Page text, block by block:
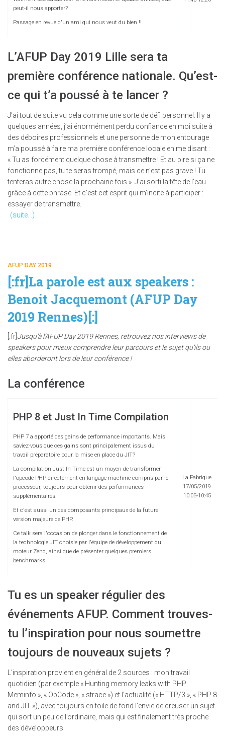
peut-il nous apporter?
Passage en revue d'un ami qui nous veut du bien !!
L’AFUP Day 2019 Lille sera ta
première conférence nationale. Qu’est-
ce qui t’a poussé à te lancer ?
J’ai tout de suite vu cela comme une sorte de défi personnel. Il y a
quelques années, j’ai énormément perdu confiance en moi suite à
des déboires professionnels et une personne de mon entourage
m’a poussé à faire ma première conférence locale en me disant :
« Tu as forcément quelque chose à transmettre ! Et au pire si ça ne
fonctionne pas, tu te seras trompé, mais ce n’est pas grave ! Tu
tenteras autre chose la prochaine fois ». J’ai sorti la tête de l’eau
grâce à cette phrase. Et c’est cet esprit qui m’incite à participer :
essayer de transmettre.
(suite…)
AFUP DAY 2019
[:fr]La parole est aux speakers :
Benoit Jacquemont (AFUP Day
2019 Rennes)[:]
[:fr] Jusqu’à l’AFUP Day 2019 Rennes, retrouvez nos interviews de
speakers pour mieux comprendre leur parcours et le sujet qu’ils ou
elles aborderont lors de leur conférence !
La conférence
PHP 8 et Just In Time Compilation
PHP 7 a apporté des gains de performance importants. Mais
saviez-vous que ces gains sont principalement issus du
travail préparatoire pour la mise en place du JIT?
La compilation Just In Time est un moyen de transformer
l'opcode PHP directement en langage machine compris par le
processeur, toujours pour obtenir des performances
supplémentaires.
Et c'est aussi un des composants principaux de la future
version majeure de PHP.
Ce talk sera l'occasion de plonger dans le fonctionnement de
la technologie JIT choisie par l'équipe de développement du
moteur Zend, ainsi que de présenter quelques premiers
benchmarks.
La Fabrique
17/05/2019
10:05-10:45
Tu es un speaker régulier des
événements AFUP. Comment trouves-
tu l’inspiration pour nous soumettre
toujours de nouveaux sujets ?
L’inspiration provient en général de 2 sources : mon travail
quotidien (par exemple « Hunting memory leaks with PHP
Meminfo », « OpCode », « strace ») et l’actualité (« HTTP/3 », « PHP 8
and JIT »), avec toujours en toile de fond l’envie de creuser un sujet
qui sort un peu de l’ordinaire, mais qui est finalement très proche
des développeurs.